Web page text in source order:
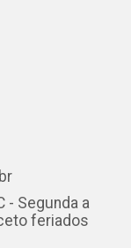
- Segunda a
feriados